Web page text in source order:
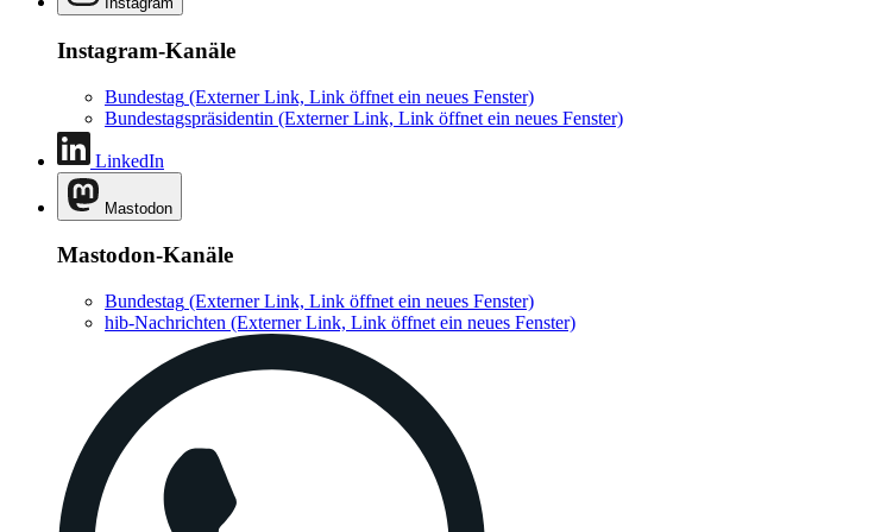
Instagram-Kanäle
Bundestag (Externer Link, Link öffnet ein neues Fenster)
Bundestagspräsidentin (Externer Link, Link öffnet ein neues Fenster)
LinkedIn
Mastodon
Mastodon-Kanäle
Bundestag (Externer Link, Link öffnet ein neues Fenster)
hib-Nachrichten (Externer Link, Link öffnet ein neues Fenster)